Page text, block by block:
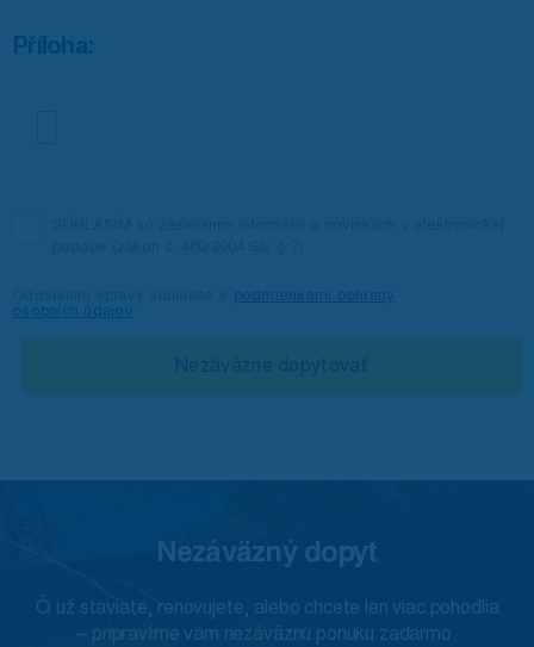
Příloha:
podmienkami ochrany
osobních údajov
Nezáväzný dopyt
Či už staviate, renovujete, alebo chcete len viac pohodlia
– pripravíme vám nezáväznú ponuku zadarmo.